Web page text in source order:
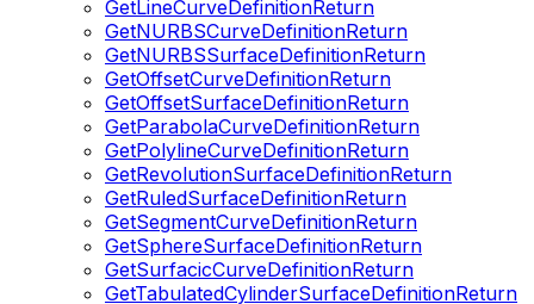
GetLineCurveDefinitionReturn
GetNURBSCurveDefinitionReturn
GetNURBSSurfaceDefinitionReturn
GetOffsetCurveDefinitionReturn
GetOffsetSurfaceDefinitionReturn
GetParabolaCurveDefinitionReturn
GetPolylineCurveDefinitionReturn
GetRevolutionSurfaceDefinitionReturn
GetRuledSurfaceDefinitionReturn
GetSegmentCurveDefinitionReturn
GetSphereSurfaceDefinitionReturn
GetSurfacicCurveDefinitionReturn
GetTabulatedCylinderSurfaceDefinitionReturn